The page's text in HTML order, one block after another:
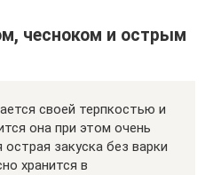
чесноком и острым
своей терпкостью и
она при этом очень
острая закуска без варки
хранится в